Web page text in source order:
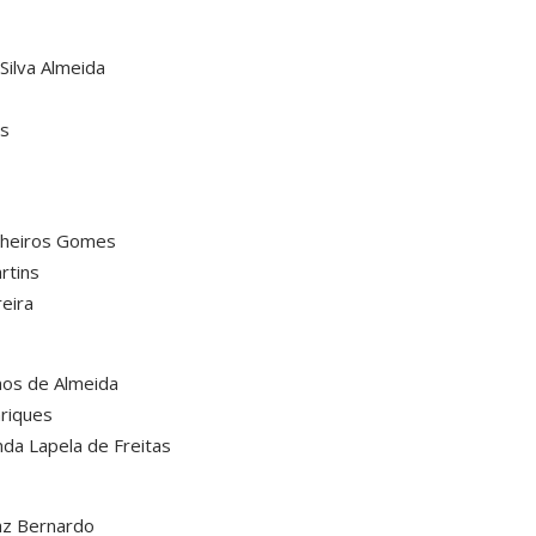
Almeida
Gomes
de Almeida
Lapela de Freitas
Bernardo